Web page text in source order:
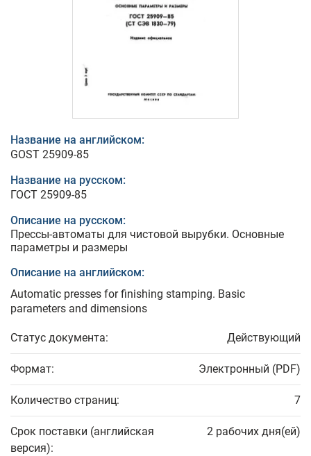
Название на английском:
GOST 25909-85
Название на русском:
ГОСТ 25909-85
Описание на русском:
Прессы-автоматы для чистовой вырубки. Основные
параметры и размеры
Описание на английском:
Automatic presses for finishing stamping. Basic
parameters and dimensions
Статус документа: Действующий
Формат: Электронный (PDF)
Количество страниц: 7
Срок поставки (английская
версия):
2 рабочих дня(ей)